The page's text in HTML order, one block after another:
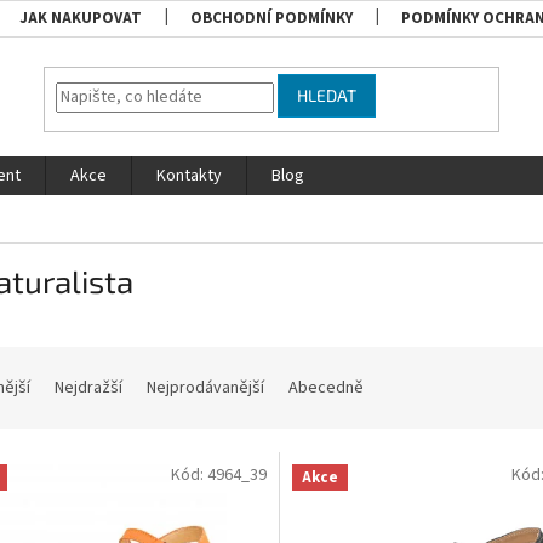
JAK NAKUPOVAT OBCHODNÍ PODMÍNKY PODMÍNKY
HLEDAT
Akce Kontakty
Blog
Nejdražší Nejprodávanější Abecedně
Kód: 4964_39 Akce Kód: